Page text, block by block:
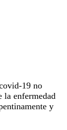
19 no
la enfermedad
y